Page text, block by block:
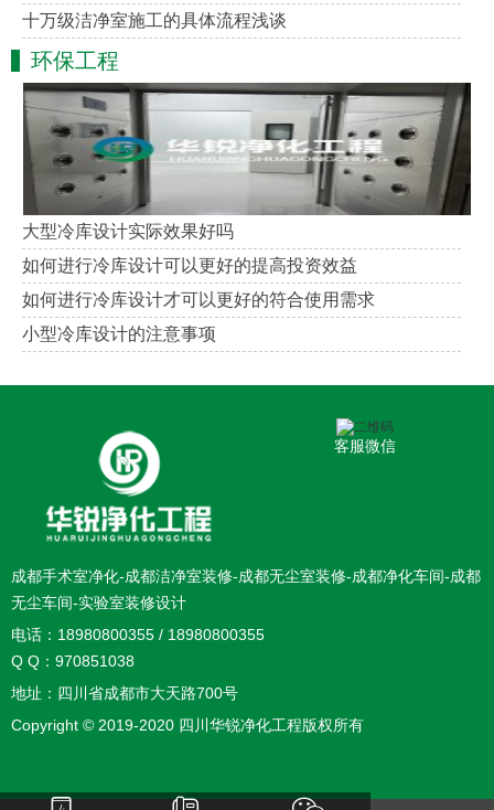
十万级洁净室施工的具体流程浅谈
环保工程
大型冷库设计实际效果好吗
如何进行冷库设计可以更好的提高投资效益
如何进行冷库设计才可以更好的符合使用需求
小型冷库设计的注意事项
客服微信
成都手术室净化-成都洁净室装修-成都无尘室装修-成都净化车间-成都
无尘车间-实验室装修设计
电话：18980800355 / 18980800355
Q Q：970851038
地址：四川省成都市大天路700号
Copyright © 2019-2020 四川华锐净化工程版权所有